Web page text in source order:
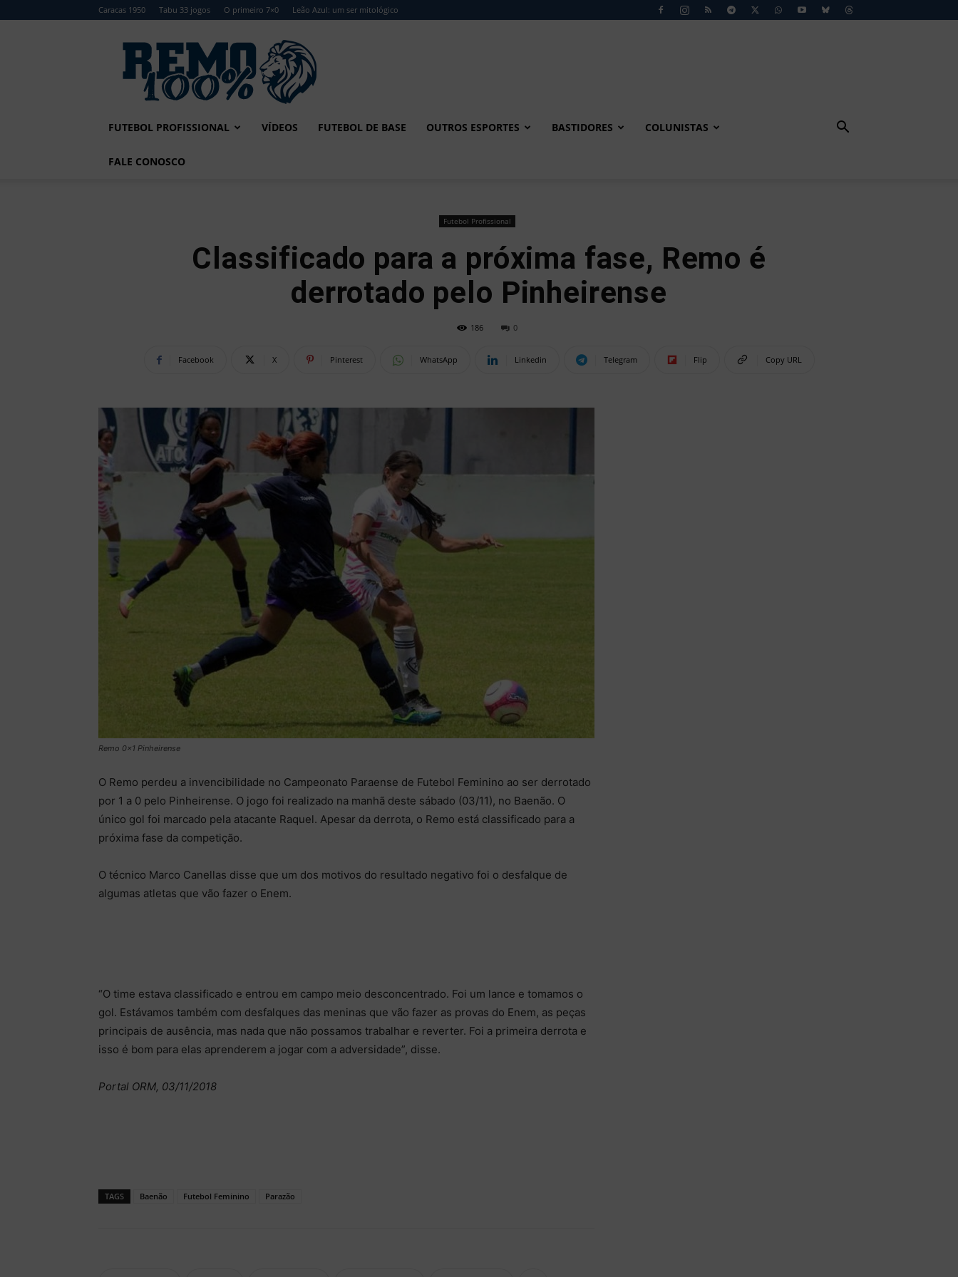
Caracas 1950 Tabu 33 jogos O primeiro 7×0 Leão Azul: um ser mitológico
Remo
FUTEBOL PROFISSIONAL VÍDEOS FUTEBOL DE BASE OUTROS ESPORTES BASTIDORES COLUNISTAS
FALE CONOSCO
Futebol Profissional
Classificado para a próxima fase, Remo é
derrotado pelo Pinheirense
186 0
Facebook X Pinterest WhatsApp Linkedin Telegram Flip Copy URL
Remo 0x1 Pinheirense
O Remo perdeu a invencibilidade no Campeonato Paraense de Futebol Feminino ao ser derrotado
por 1 a 0 pelo Pinheirense. O jogo foi realizado na manhã deste sábado (03/11), no Baenão. O
único gol foi marcado pela atacante Raquel. Apesar da derrota, o Remo está classificado para a
próxima fase da competição.
O técnico Marco Canellas disse que um dos motivos do resultado negativo foi o desfalque de
algumas atletas que vão fazer o Enem.
“O time estava classificado e entrou em campo meio desconcentrado. Foi um lance e tomamos o
gol. Estávamos também com desfalques das meninas que vão fazer as provas do Enem, as peças
principais de ausência, mas nada que não possamos trabalhar e reverter. Foi a primeira derrota e
isso é bom para elas aprenderem a jogar com a adversidade”, disse.
Portal ORM, 03/11/2018
TAGS Baenão Futebol Feminino Parazão